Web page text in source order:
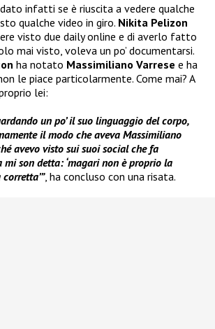
infatti se è riuscita a vedere qualche
qualche video in giro. Nikita Pelizon
visto due daily online e di averlo fatto
mai visto, voleva un po’ documentarsi.
ha notato Massimiliano Varrese e ha
le piace particolarmente. Come mai? A
lei:
un po’ il suo linguaggio del corpo,
il modo che aveva Massimiliano
avevo visto sui suoi social che fa
mi son detta: ‘magari non è proprio la
, ha concluso con una risata.